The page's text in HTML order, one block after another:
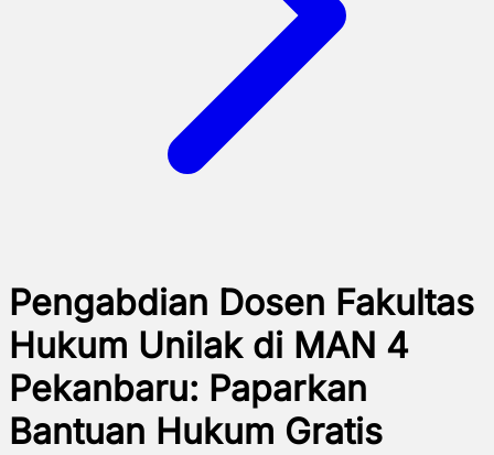
Pengabdian Dosen Fakultas
Hukum Unilak di MAN 4
Pekanbaru: Paparkan
Bantuan Hukum Gratis